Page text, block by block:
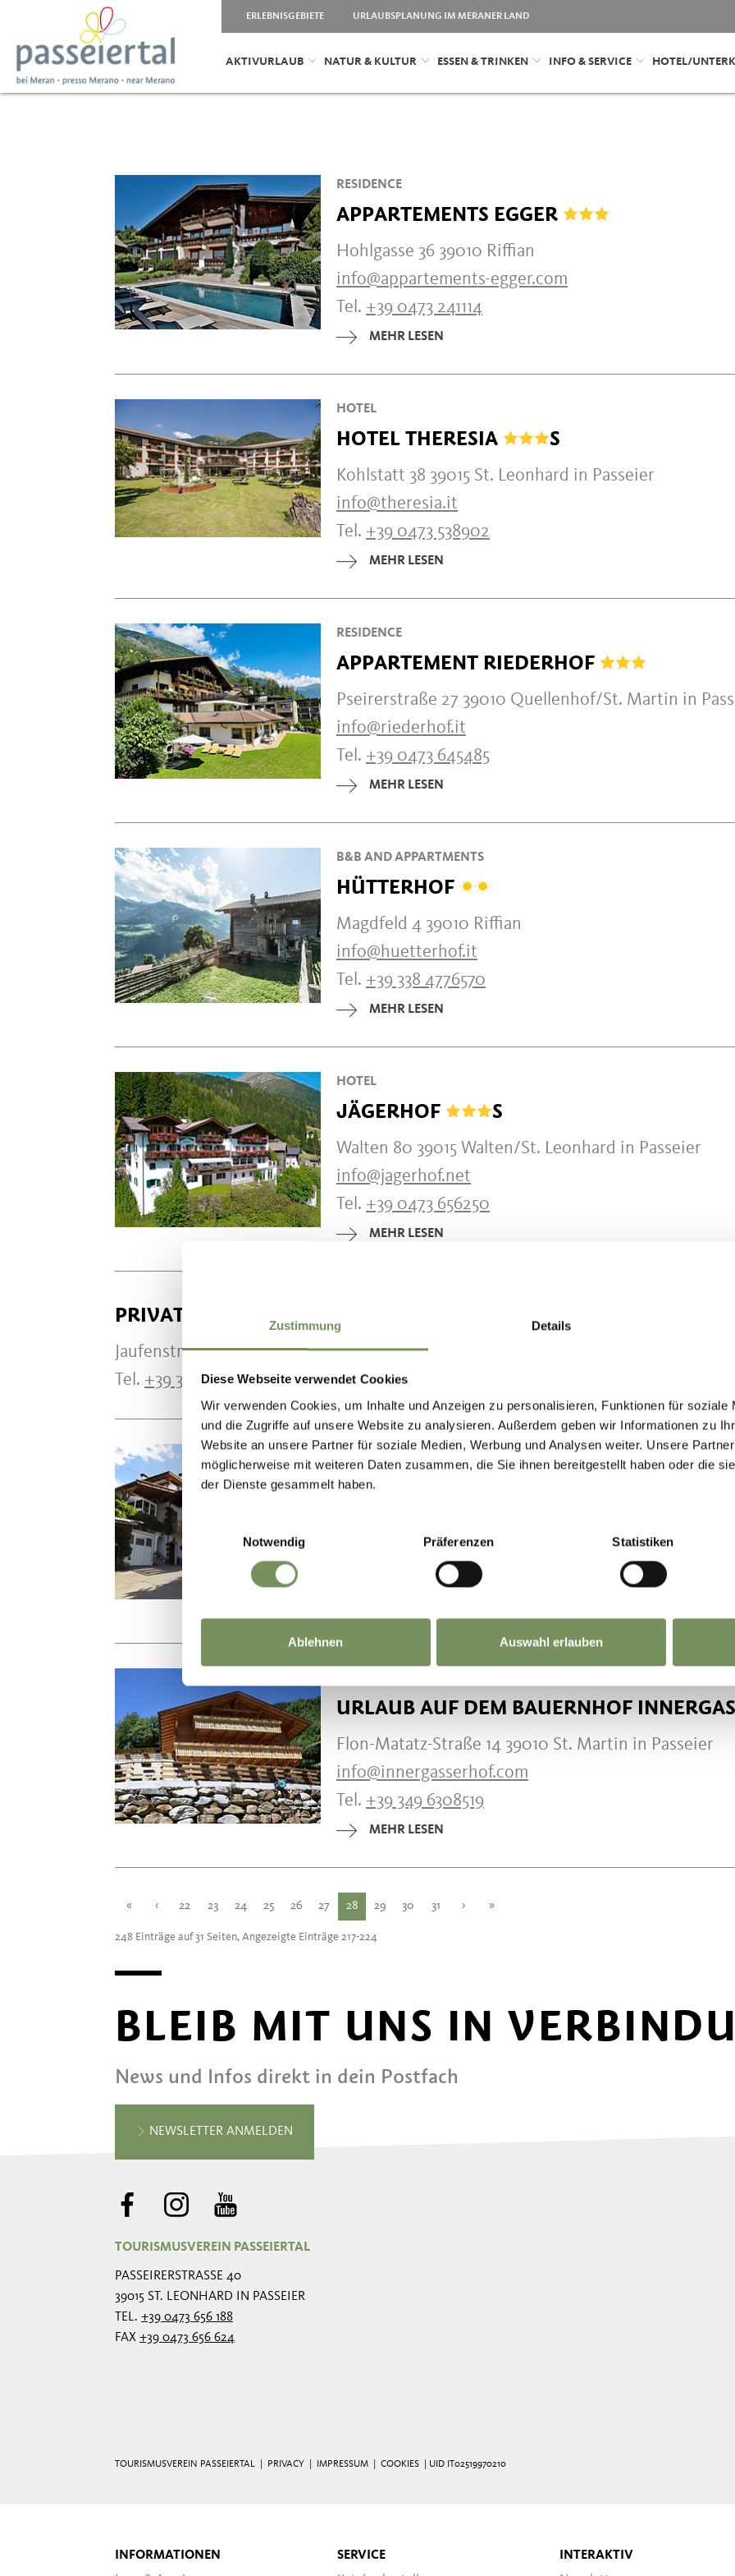
Zustimmung Details
Diese Webseite verwendet Cookies
Wir verwenden Cookies, um Inhalte und Anzeigen zu personalisieren, Funktionen für soziale
und die Zugriffe auf unsere Website zu analysieren. Außerdem geben wir Informationen zu
Website an unsere Partner für soziale Medien, Werbung und Analysen weiter. Unsere
möglicherweise mit weiteren Daten zusammen, die Sie ihnen bereitgestellt haben oder die
der Dienste gesammelt haben.
Einwilligungsauswahl
Notwendig
Präferenzen Statistiken
Ablehnen Auswahl erlauben
ERLEBNISGEBIETE URLAUBSPLANUNG IM MERANER LAND
AKTIVURLAUB NATUR & KULTUR ESSEN & TRINKEN INFO & SERVICE HOTEL/
RESIDENCE
APPARTEMENTS EGGER
Hohlgasse 36 39010 Riffian
info@appartements-egger.com
Tel. +39 0473 241114
MEHR LESEN
HOTEL
HOTEL THERESIA S
Kohlstatt 38 39015 St. Leonhard in Passeier
info@theresia.it
Tel. +39 0473 538902
MEHR LESEN
RESIDENCE
APPARTEMENT RIEDERHOF
Pseirerstraße 27 39010 Quellenhof/St. Martin in
info@riederhof.it
Tel. +39 0473 645485
MEHR LESEN
B&B AND APPARTMENTS
HÜTTERHOF
Magdfeld 4 39010 Riffian
info@huetterhof.it
Tel. +39 338 4776570
MEHR LESEN
HOTEL
JÄGERHOF S
Walten 80 39015 Walten/St. Leonhard in Passeier
info@jagerhof.net
Tel. +39 0473 656250
MEHR LESEN
PRIVATZIMMERVERMIETUNG KEHRERHOF
Jaufenstraße 27 39010 Riffian
Tel. +39 338 3199934
B&B AND APPARTMENTS
FERIENWOHNUNGEN HAUS BERGWIES
pircher.roland@rolmail.net
+39 349 0746722
URLAUB AUF DEM BAUERNHOF
Flon-Matatz-Straße 14 39010 St. Martin in Passeier
info@innergasserhof.com
Tel. +39 349 6308519
MEHR LESEN
« ‹ 22 23 24 25 26 27 28 29 30 31 › »
248 Einträge auf 31 Seiten, Angezeigte Einträge 217-224
BLEIB MIT UNS IN
News und Infos direkt in dein Postfach
NEWSLETTER ANMELDEN
TOURISMUSVEREIN PASSEIERTAL
PASSEIRERSTRASSE 40
39015 ST. LEONHARD IN PASSEIER
TEL. +39 0473 656 188
FAX +39 0473 656 624
TOURISMUSVEREIN PASSEIERTAL | PRIVACY IMPRESSUM COOKIES | UID IT02519970210
INFORMATIONEN
SERVICE
INTERAKTIV